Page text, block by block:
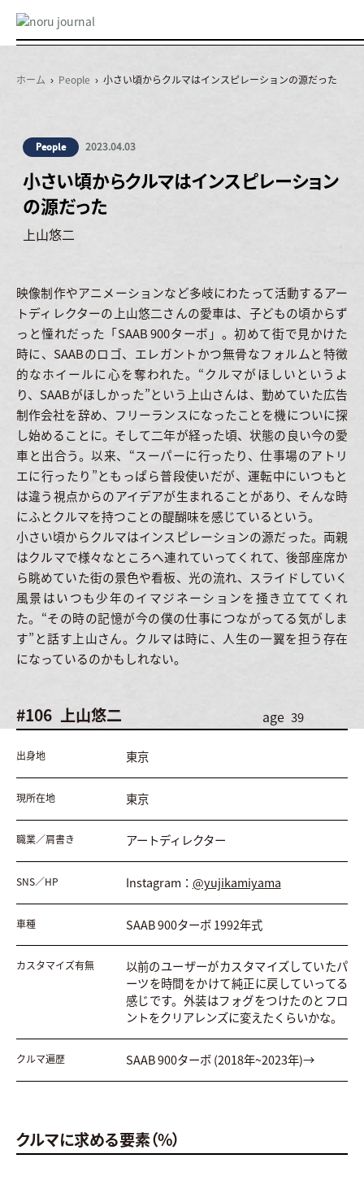
ホーム › People › 小さい頃からクルマはインスピレーションの源だった
People 2023.04.03
小さい頃からクルマはインスピレーション
の源だった
上山悠二
映像制作やアニメーションなど多岐にわたって活動するアー
トディレクターの上山悠二さんの愛車は、子どもの頃からず
っと憧れだった「SAAB 900ターボ」。初めて街で見かけた
時に、SAABのロゴ、エレガントかつ無骨なフォルムと特徴
的なホイールに心を奪われた。“クルマがほしいというよ
り、SAABがほしかった”という上山さんは、勤めていた広告
制作会社を辞め、フリーランスになったことを機についに探
し始めることに。そして二年が経った頃、状態の良い今の愛
車と出合う。以来、“スーパーに行ったり、仕事場のアトリ
エに行ったり”ともっぱら普段使いだが、運転中にいつもと
は違う視点からのアイデアが生まれることがあり、そんな時
にふとクルマを持つことの醍醐味を感じているという。
小さい頃からクルマはインスピレーションの源だった。両親
はクルマで様々なところへ連れていってくれて、後部座席か
ら眺めていた街の景色や看板、光の流れ、スライドしていく
風景はいつも少年のイマジネーションを掻き立ててくれ
た。“その時の記憶が今の僕の仕事につながってる気がしま
す”と話す上山さん。クルマは時に、人生の一翼を担う存在
になっているのかもしれない。
#106 上山悠二 age 39
出身地 東京
現所在地 東京
職業／肩書き アートディレクター
SNS／HP Instagram： @yujikamiyama
車種 SAAB 900ターボ 1992年式
カスタマイズ有無
以前のユーザーがカスタマイズしていたパ
ーツを時間をかけて純正に戻していってる
感じです。外装はフォグをつけたのとフロ
ントをクリアレンズに変えたくらいかな。
クルマ遍歴 SAAB 900ターボ (2018年~2023年)→
クルマに求める要素（%）